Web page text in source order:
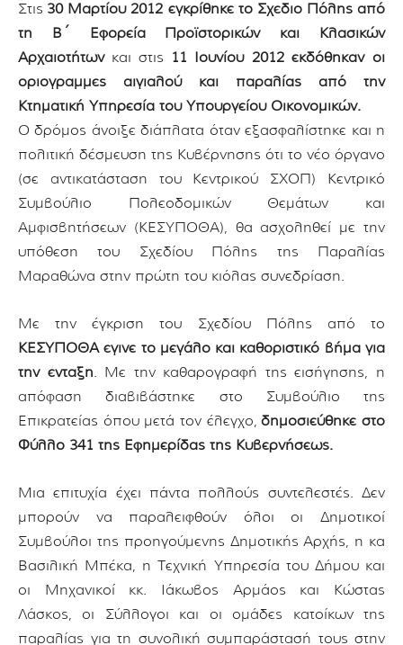
Στις 30 Μαρτίου 2012 εγκρίθηκε το Σχέδιο Πόλης από
τη Β΄ Εφορεία Προϊστορικών και Κλασικών
Αρχαιοτήτωνκαι στις
11 Ιουνίου 2012 εκδόθηκαν οι
οριογραμμές αιγιαλού και παραλίας από την
Κτηματική Υπηρεσία του Υπουργείου Οικονομικών.
Ο δρόμος άνοιξε διάπλατα όταν εξασφαλίστηκε και η
πολιτική δέσμευση της Κυβέρνησης ότι το νέο όργανο
(σε αντικατάσταση του Κεντρικού ΣΧΟΠ) Κεντρικό
Συμβούλιο Πολεοδομικών Θεμάτων και
Αμφισβητήσεων (ΚΕΣΥΠΟΘΑ), θα ασχοληθεί με την
υπόθεση του Σχεδίου Πόλης της Παραλίας
Μαραθώνα στην πρώτη του κιόλας συνεδρίαση.
Με την έγκριση του Σχεδίου Πόλης από το
ΚΕΣΥΠΟΘΑ έγινε το μεγάλο και καθοριστικό βήμα για
την ένταξη . Με την καθαρογραφή της εισήγησης, η
απόφαση διαβιβάστηκε στο Συμβούλιο της
Επικρατείας όπου μετά τον έλεγχο,δημοσιεύθηκε στο
Φύλλο 341 της Εφημερίδας της Κυβερνήσεως.
Μια επιτυχία έχει πάντα πολλούς συντελεστές. Δεν
μπορούν να παραλειφθούν όλοι οι Δημοτικοί
Συμβούλοι της προηγούμενης Δημοτικής Αρχής, η κα
Βασιλική Μπέκα, η Τεχνική Υπηρεσία του Δήμου και
οι Μηχανικοί κκ. Ιάκωβος Αρμάος και Κώστας
Λάσκος, οι Σύλλογοι και οι ομάδες κατοίκων της
παραλίας για τη συνολική συμπαράστασή τους στην